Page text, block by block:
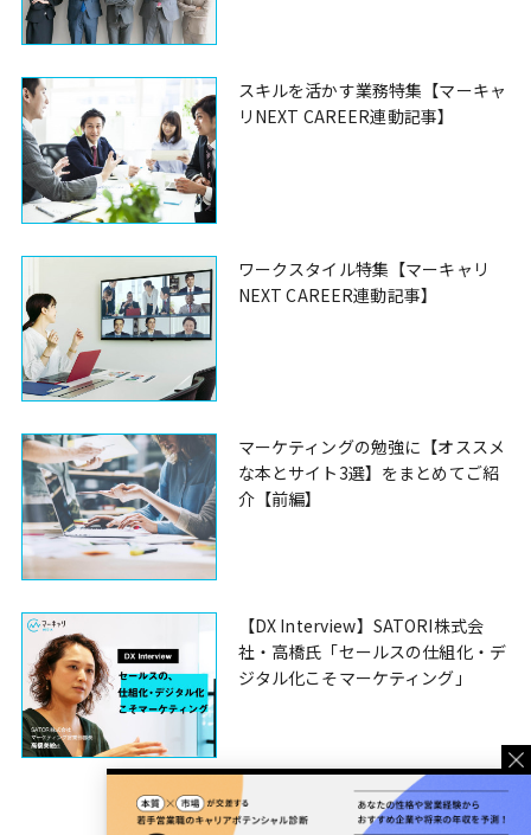
スキルを活かす業務特集【マーキャ
リNEXT CAREER連動記事】
ワークスタイル特集【マーキャリ
NEXT CAREER連動記事】
マーケティングの勉強に【オススメ
な本とサイト3選】をまとめてご紹
介【前編】
【DX Interview】SATORI株式会
社・高橋氏「セールスの仕組化・デ
ジタル化こそマーケティング」